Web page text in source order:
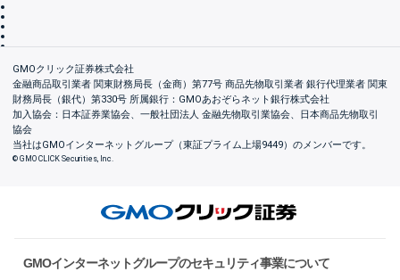
会社案内
GMOクリック証券株式会社
金融商品取引業者 関東財務局長（金商）第77号 商品先物取引業者 銀行代理業者 関東
財務局長（銀代）第330号 所属銀行：GMOあおぞらネット銀行株式会社
加入協会：日本証券業協会、一般社団法人 金融先物取引業協会、日本商品先物取引
協会
当社はGMOインターネットグループ（東証プライム上場9449）のメンバーです。
© GMO CLICK Securities, Inc.
GMOインターネットグループのセキュリティ事業について